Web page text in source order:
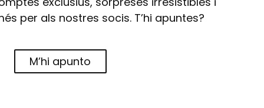
per als nostres socis. T’hi apuntes?
M’hi apunto